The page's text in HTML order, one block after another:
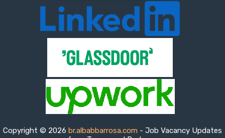
Copyright © 2026 br.albabbarrosa.com - Job Vacancy Updates